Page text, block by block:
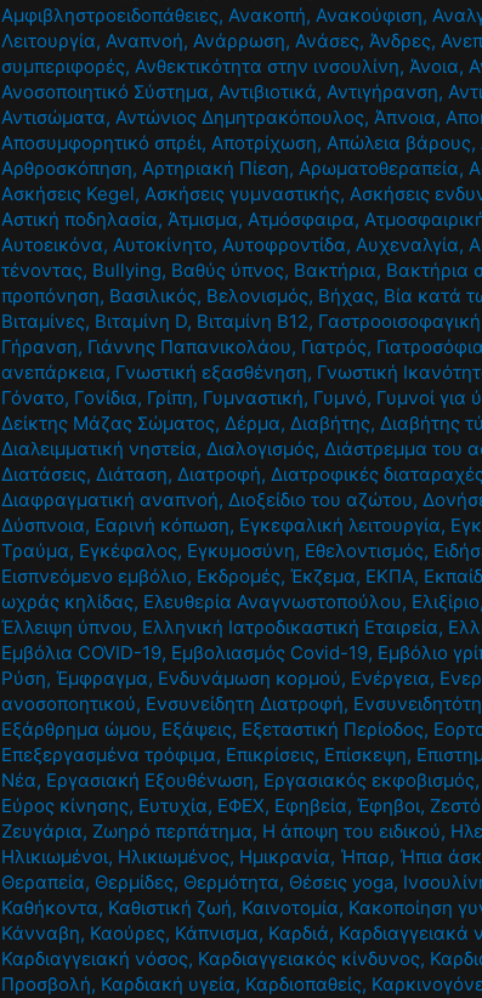
Αμφιβληστροειδοπάθειες, Ανακοπή, Ανακούφιση,
Λειτουργία, Αναπνοή, Ανάρρωση, Ανάσες, Άνδρες,
συμπεριφορές, Ανθεκτικότητα στην ινσουλίνη, Άνοια,
Ανοσοποιητικό Σύστημα, Αντιβιοτικά, Αντιγήρανση,
Αντισώματα, Αντώνιος Δημητρακόπουλος, Άπνοια,
Αποσυμφορητικό σπρέι, Αποτρίχωση, Απώλεια βάρους,
Αρθροσκόπηση, Αρτηριακή Πίεση, Αρωματοθεραπεία,
Ασκήσεις Kegel, Ασκήσεις γυμναστικής, Ασκήσεις
Αστική ποδηλασία, Άτμισμα, Ατμόσφαιρα,
Αυτοεικόνα, Αυτοκίνητο, Αυτοφροντίδα, Αυχεναλγία,
τένοντας, Βullying, Βαθύς ύπνος, Βακτήρια, Βακτήρια
προπόνηση, Βασιλικός, Βελονισμός, Βήχας, Βία κατά
Βιταμίνες, Βιταμίνη D, Βιταμίνη Β12,
Γήρανση, Γιάννης Παπανικολάου, Γιατρός, Γιατροσόφια
ανεπάρκεια, Γνωστική εξασθένηση, Γνωστική
Γόνατο, Γονίδια, Γρίπη, Γυμναστική, Γυμνό, Γυμνοί για
Δείκτης Μάζας Σώματος, Δέρμα, Διαβήτης, Διαβήτης
Διαλειμματική νηστεία, Διαλογισμός, Διάστρεμμα του
Διατάσεις, Διάταση, Διατροφή, Διατροφικές
Διαφραγματική αναπνοή, Διοξείδιο του αζώτου,
Δύσπνοια, Εαρινή κόπωση, Εγκεφαλική λειτουργία,
Τραύμα, Εγκέφαλος, Εγκυμοσύνη, Εθελοντισμός,
Εισπνεόμενο εμβόλιο, Εκδρομές,Έκζεμα, ΕΚΠΑ,
ωχράς κηλίδας, Ελευθερία Αναγνωστοπούλου, Ελιξίριο
Έλλειψη ύπνου, Ελληνική Ιατροδικαστική Εταιρεία,
Εμβόλια COVID-19, Εμβολιασμός Covid-19, Εμβόλιο
Ρύση,Έμφραγμα, Ενδυνάμωση κορμού, Ενέργεια,
ανοσοποητικού, Ενσυνείδητη Διατροφή,
Εξάρθρημα ώμου, Εξάψεις, Εξεταστική Περίοδος,
Επεξεργασμένα τρόφιμα, Επικρίσεις, Επίσκεψη,
Νέα, Εργασιακή Εξουθένωση, Εργασιακός εκφοβισμός
Εύρος κίνησης, Ευτυχία, ΕΦΕΧ, Εφηβεία,Έφηβοι,
Ζευγάρια, Ζωηρό περπάτημα, Η άποψη του ειδικού,
Ηλικιωμένοι, Ηλικιωμένος, Ημικρανία, Ήπαρ, Ήπια
Θεραπεία, Θερμίδες, Θερμότητα, Θέσεις yoga,
Καθήκοντα, Καθιστική ζωή, Καινοτομία, Κακοποίηση
Κάνναβη, Καούρες, Κάπνισμα, Καρδιά, Καρδιαγγειακά
Καρδιαγγειακή νόσος, Καρδιαγγειακός κίνδυνος,
Προσβολή, Καρδιακή υγεία, Καρδιοπαθείς,